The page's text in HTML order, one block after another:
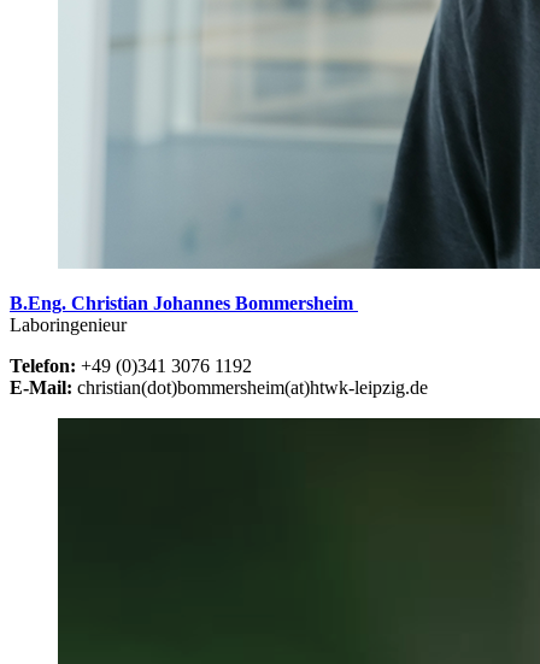
B.Eng. Christian Johannes Bommersheim
Laboringenieur
Telefon: +49 (0)341 3076 1192
E-Mail: christian(dot)bommersheim(at)htwk-leipzig.de